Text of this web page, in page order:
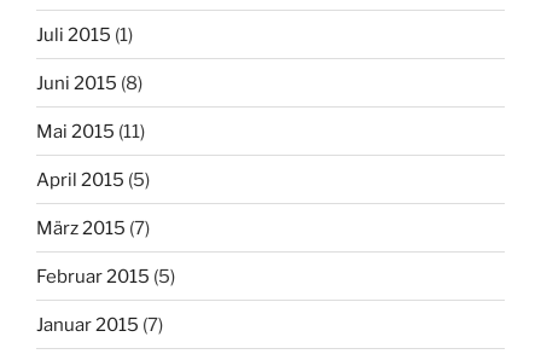
Juli 2015 (1)
Juni 2015 (8)
Mai 2015 (11)
April 2015 (5)
März 2015 (7)
Februar 2015 (5)
Januar 2015 (7)